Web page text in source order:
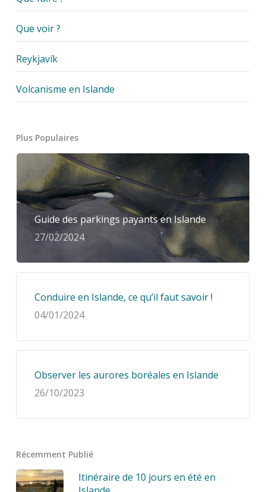
Que voir ?
Reykjavík
Volcanisme en Islande
Plus Populaires
Guide des parkings payants en Islande
27/02/2024
Conduire en Islande, ce qu’il faut savoir !
04/01/2024
Observer les aurores boréales en Islande
26/10/2023
Récemment Publié
Itinéraire de 10 jours en été en